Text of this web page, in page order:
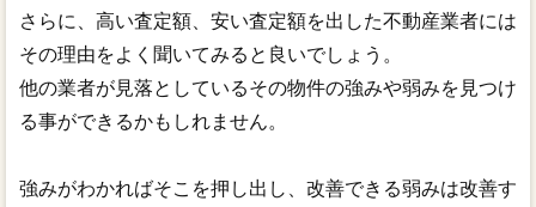
さらに、高い査定額、安い査定額を出した不動産業者には
その理由をよく聞いてみると良いでしょう。
他の業者が見落としているその物件の強みや弱みを見つけ
る事ができるかもしれません。
強みがわかればそこを押し出し、改善できる弱みは改善す